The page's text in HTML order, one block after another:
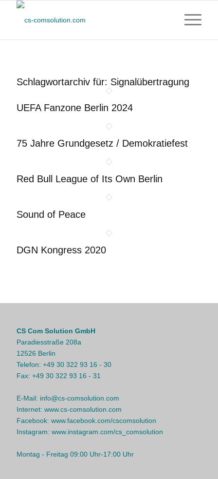
Schlagwortarchiv für: Signalübertragung
UEFA Fanzone Berlin 2024
75 Jahre Grundgesetz / Demokratiefest
Red Bull League of Its Own Berlin
Sound of Peace
DGN Kongress 2020
CS Com Solution GmbH
Paradiesstraße 208a
12526 Berlin
Telefon: +49 30 322 93 16 - 30
Fax: +49 30 322 93 16 - 31
E-Mail: info@cs-comsolution.com
Internet: www.cs-comsolution.com
Facebook: www.facebook.com/cscomsolution
Instagram: www.instagram.com/cs_comsolution
Montag - Freitag 09:00 Uhr-17:00 Uhr